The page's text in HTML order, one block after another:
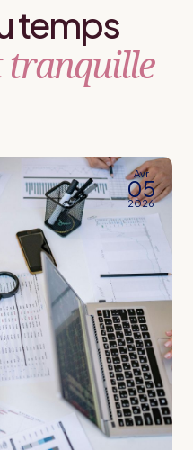
temps
tranquille
Avr
05
2026